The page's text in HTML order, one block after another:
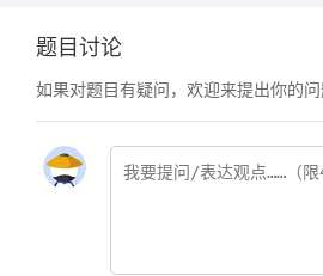
题目讨论
如果对题目有疑问，欢迎来提出你的